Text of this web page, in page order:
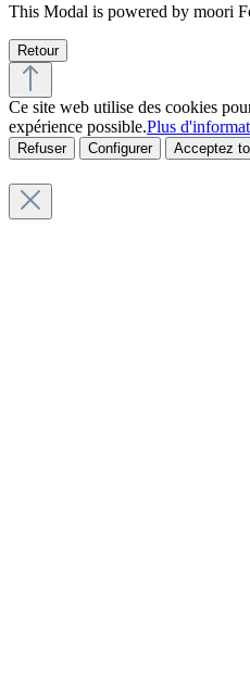
This Modal is powered by moori
Retour
Ce site web utilise des cookies
expérience possible.Plus
Refuser Configurer Acceptez